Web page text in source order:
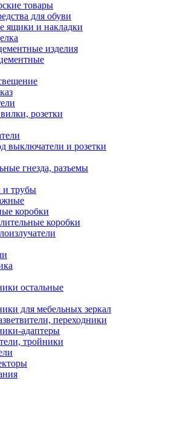
товары
для обуви
ящики и накладки
изделия
розетки
выключатели и розетки
гнезда, разъемы
и трубы
коробки
коробки
остальные
для мебельных зеркал
переходники
адаптеры
тройники